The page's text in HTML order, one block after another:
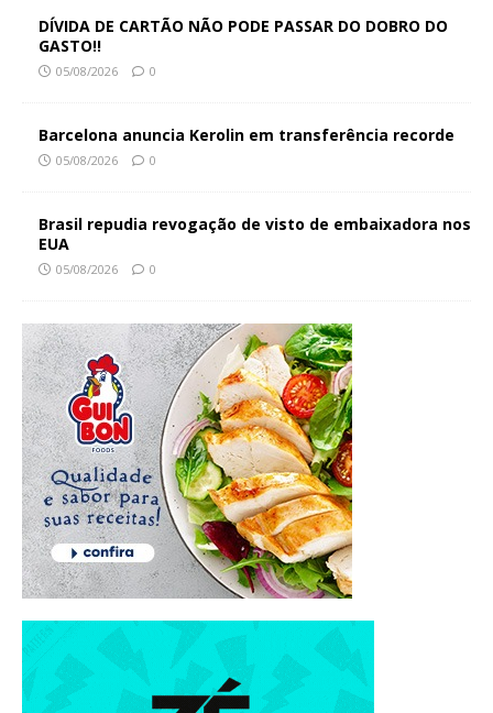
DÍVIDA DE CARTÃO NÃO PODE PASSAR DO DOBRO DO
GASTO!!
05/08/2026 0
Barcelona anuncia Kerolin em transferência recorde
05/08/2026 0
Brasil repudia revogação de visto de embaixadora nos
EUA
05/08/2026 0